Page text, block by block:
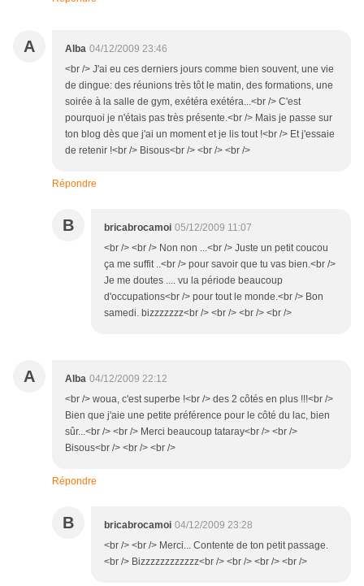
A Alba 04/12/2009 23:46
<br /> J'ai eu ces derniers jours comme bien souvent, une vie
de dingue: des réunions très tôt le matin, des formations, une
soirée à la salle de gym, exétéra exétéra...<br /> C'est
pourquoi je n'étais pas très présente.<br /> Mais je passe sur
ton blog dès que j'ai un moment et je lis tout !<br /> Et j'essaie
de retenir !<br /> Bisous<br /> <br /> <br />
Répondre
B bricabrocamoi 05/12/2009 11:07
<br /> <br /> Non non ...<br /> Juste un petit coucou
ça me suffit ..<br /> pour savoir que tu vas bien.<br />
Je me doutes .... vu la période beaucoup
d'occupations<br /> pour tout le monde.<br /> Bon
samedi. bizzzzzzz<br /> <br /> <br /> <br />
A Alba 04/12/2009 22:12
<br /> woua, c'est superbe !<br /> des 2 côtés en plus !!!<br />
Bien que j'aie une petite préférence pour le côté du lac, bien
sûr...<br /> <br /> Merci beaucoup tataray<br /> <br />
Bisous<br /> <br /> <br />
Répondre
B bricabrocamoi 04/12/2009 23:28
<br /> <br /> Merci... Contente de ton petit passage.
<br /> Bizzzzzzzzzzzz<br /> <br /> <br /> <br />